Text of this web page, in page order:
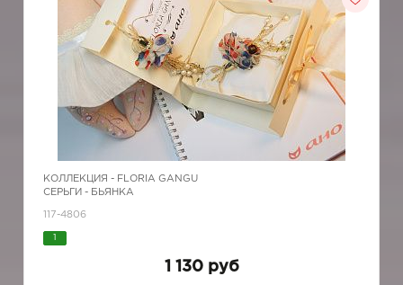
КОЛЛЕКЦИЯ - FLORIA GANGU
СЕРЬГИ - БЬЯНКА
117-4806
1 130 руб